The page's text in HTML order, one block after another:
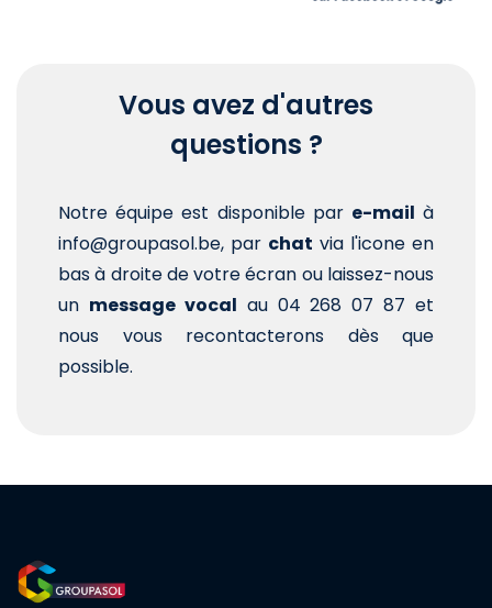
Vous avez d'autres
questions ?
Notre équipe est disponible par e-mail à
info@groupasol.be, par chat via l'icone en
bas à droite de votre écran ou laissez-nous
un message vocal au 04 268 07 87 et
nous vous recontacterons dès que
possible.